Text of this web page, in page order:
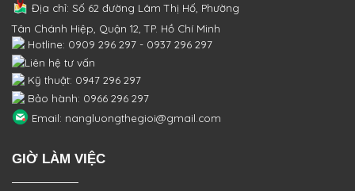
Địa chỉ: Số 62 đường Lâm Thị Hố, Phường
Tân Chánh Hiệp, Quận 12, TP. Hồ Chí Minh
Hotline: 0909 296 297 - 0937 296 297
Liên hệ tư vấn
Kỹ thuật: 0947 296 297
Bảo hành: 0966 296 297
Email: nangluongthegioi@gmail.com
GIỜ LÀM VIỆC